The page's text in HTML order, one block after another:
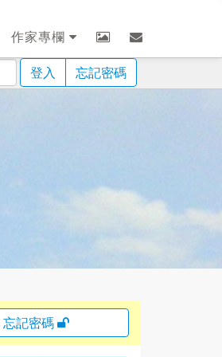
作家專欄
登入 忘記密碼
忘記密碼